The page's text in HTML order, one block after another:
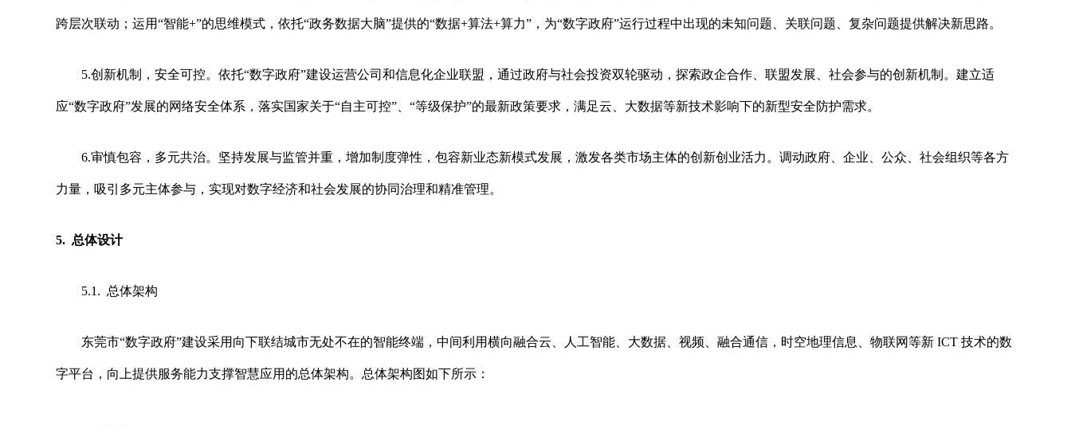
跨层次联动；运用“智能+”的思维模式，依托“政务数据大脑”提供的“数据+算法+算力”，为“数字政府”运行过程中出现的未知问题、关联问题、复杂问题提供解决新思路。
5.创新机制，安全可控。依托“数字政府”建设运营公司和信息化企业联盟，通过政府与社会投资双轮驱动，探索政企合作、联盟发展、社会参与的创新机制。建立适
应“数字政府”发展的网络安全体系，落实国家关于“自主可控”、“等级保护”的最新政策要求，满足云、大数据等新技术影响下的新型安全防护需求。
6.审慎包容，多元共治。坚持发展与监管并重，增加制度弹性，包容新业态新模式发展，激发各类市场主体的创新创业活力。调动政府、企业、公众、社会组织等各方
力量，吸引多元主体参与，实现对数字经济和社会发展的协同治理和精准管理。
5. 总体设计
5.1. 总体架构
东莞市“数字政府”建设采用向下联结城市无处不在的智能终端，中间利用横向融合云、人工智能、大数据、视频、融合通信，时空地理信息、物联网等新 ICT 技术的数
字平台，向上提供服务能力支撑智慧应用的总体架构。总体架构图如下所示：